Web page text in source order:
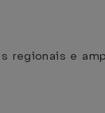
regionais e